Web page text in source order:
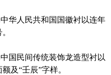
华人民共和国国徽衬以连年
国民间传统装饰龙造型衬以
及“壬辰”字样。